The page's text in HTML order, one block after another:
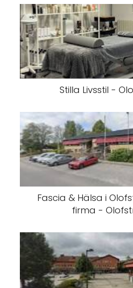
Stilla Livsstil -
Fascia & Hälsa i
firma -